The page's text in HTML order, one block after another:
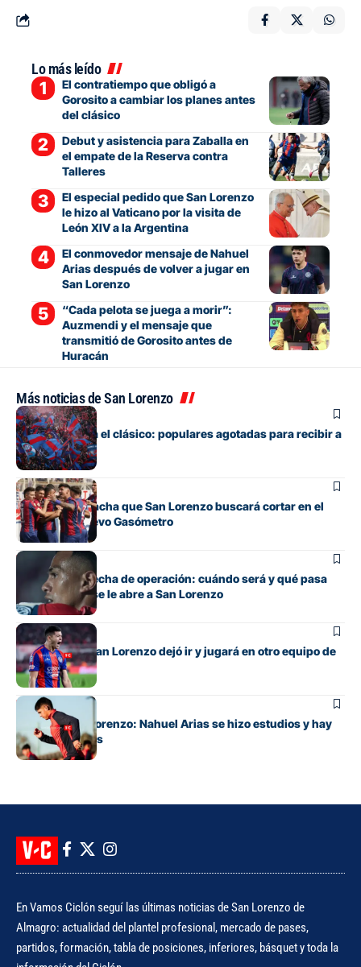
Lo más leído
El contratiempo que obligó a
Gorosito a cambiar los planes antes
del clásico
Debut y asistencia para Zaballa en
el empate de la Reserva contra
Talleres
El especial pedido que San Lorenzo
le hizo al Vaticano por la visita de
León XIV a la Argentina
El conmovedor mensaje de Nahuel
Arias después de volver a jugar en
San Lorenzo
“Cada pelota se juega a morir”:
Auzmendi y el mensaje que
transmitió de Gorosito antes de
Huracán
Más noticias de San Lorenzo
Fútbol
Boedo ya juega el clásico: populares agotadas para recibir a
Huracán
Fútbol
La incómoda racha que San Lorenzo buscará cortar en el
clásico del Nuevo Gasómetro
Fútbol
Barrios tiene fecha de operación: cuándo será y qué pasa
con cupo que se le abre a San Lorenzo
Fútbol
El lateral que San Lorenzo dejó ir y jugará en otro equipo de
Primera
Fútbol
Alivio en San Lorenzo: Nahuel Arias se hizo estudios y hay
buenas noticias
En Vamos Ciclón seguí las últimas noticias de San Lorenzo de
Almagro: actualidad del plantel profesional, mercado de pases,
partidos, formación, tabla de posiciones, inferiores, básquet y toda la